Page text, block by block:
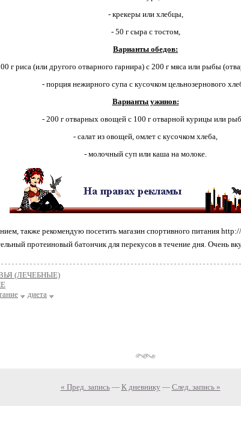
- крекеры или хлебцы,
- 50 г сыра с тостом,
Варианты обедов:
г риса (или другого отварного гарнира) с 200 г мяса или рыбы
- порция нежирного супа с кусочком цельнозернового
Варианты ужинов:
- 200 г отварных овощей с 100 г отварной курицы или
- салат из овощей, омлет с кусочком хлеба,
- молочный суп или каша на молоке.
также рекомендую посетить магазин спортивного питания
протеиновый батончик для перекусов в течение дня. Очень
(ЛЕЧЕБНЫЕ)
диета
« Пред. запись— К дневнику — След. запись »